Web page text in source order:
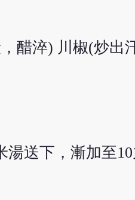
醋淬) 川椒(炒出
送下，漸加至10